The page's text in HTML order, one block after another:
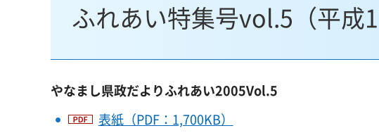
ふれあい特集号vol.5（平成
やなまし県政だよりふれあい2005Vol.5
表紙（PDF：1,700KB）